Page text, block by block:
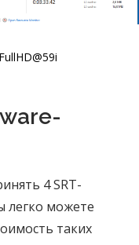
4 SRT-
легко можете
таких